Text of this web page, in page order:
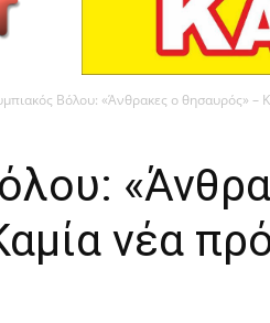
Βόλου: «Άνθρακες ο θησαυρός» –
νέα